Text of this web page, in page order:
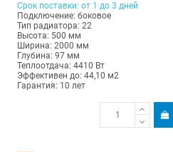
Срок поставки: от 1 до 3 дней
Подключение: боковое
Тип радиатора: 22
Высота: 500 мм
Ширина: 2000 мм
Глубина: 97 мм
Теплоотдача: 4410 Вт
Эффективен до: 44,10 м2
Гарантия: 10 лет